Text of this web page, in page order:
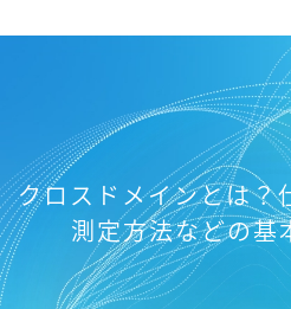
クロスドメインとは？
測定方法などの基